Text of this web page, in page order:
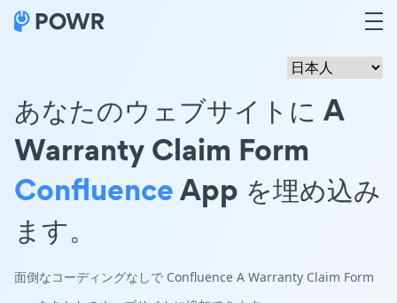
あなたのウェブサイトに A
Warranty Claim Form
ConfluenceApp を埋め込み
ます。
面倒なコーディングなしで Confluence A Warranty Claim Form